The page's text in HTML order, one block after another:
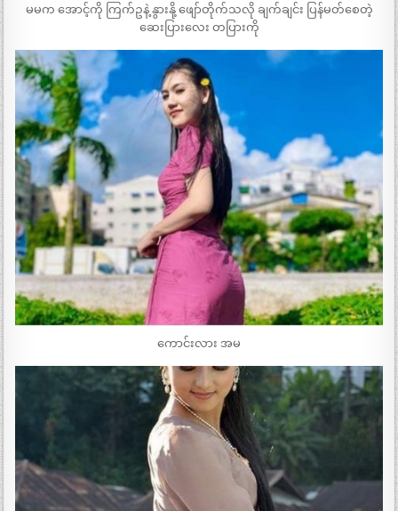
မမက အောင့်ကို ကြက်ဥနဲ့ နွားနို့ ဖျော်တိုက်သလို ချက်ချင်း ပြန်မတ်စေတဲ့
ဆေးပြားလေး တပြားကို
ကောင်းလား အမ